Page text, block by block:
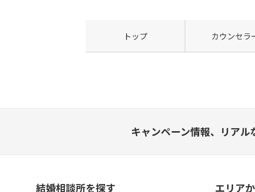
トップ カウンセラ
キャンペーン情報、 リアル
結婚相談所を探す エリア